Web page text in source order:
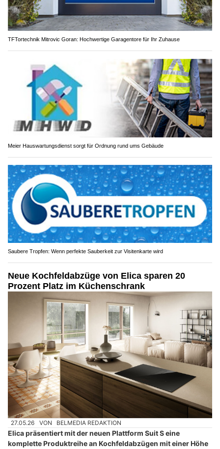
TFTortechnik Mitrovic Goran: Hochwertige Garagentore für Ihr Zuhause
Meier Hauswartungsdienst sorgt für Ordnung rund ums Gebäude
Saubere Tropfen: Wenn perfekte Sauberkeit zur Visitenkarte wird
Neue Kochfeldabzüge von Elica sparen 20
Prozent Platz im Küchenschrank
27.05.26 VON BELMEDIA REDAKTION
Elica präsentiert mit der neuen Plattform Suit S eine
komplette Produktreihe an Kochfeldabzügen mit einer Höhe